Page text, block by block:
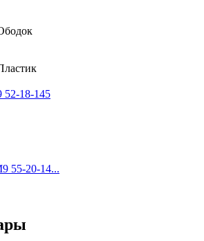
52-18-145
55-20-14...